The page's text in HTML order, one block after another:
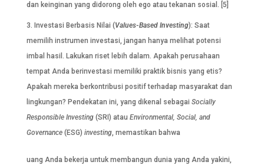
dan keinginan yang didorong oleh ego atau tekanan sosial. [5]
Investasi Berbasis Nilai (Values-Based Investing): Saat
memilih instrumen investasi, jangan hanya melihat potensi
imbal hasil. Lakukan riset lebih dalam. Apakah perusahaan
tempat Anda berinvestasi memiliki praktik bisnis yang etis?
Apakah mereka berkontribusi positif terhadap masyarakat dan
lingkungan? Pendekatan ini, yang dikenal sebagai Socially
Responsible Investing (SRI) atau Environmental, Social, and
Governance (ESG) investing, memastikan bahwa
uang Anda bekerja untuk membangun dunia yang Anda yakini,